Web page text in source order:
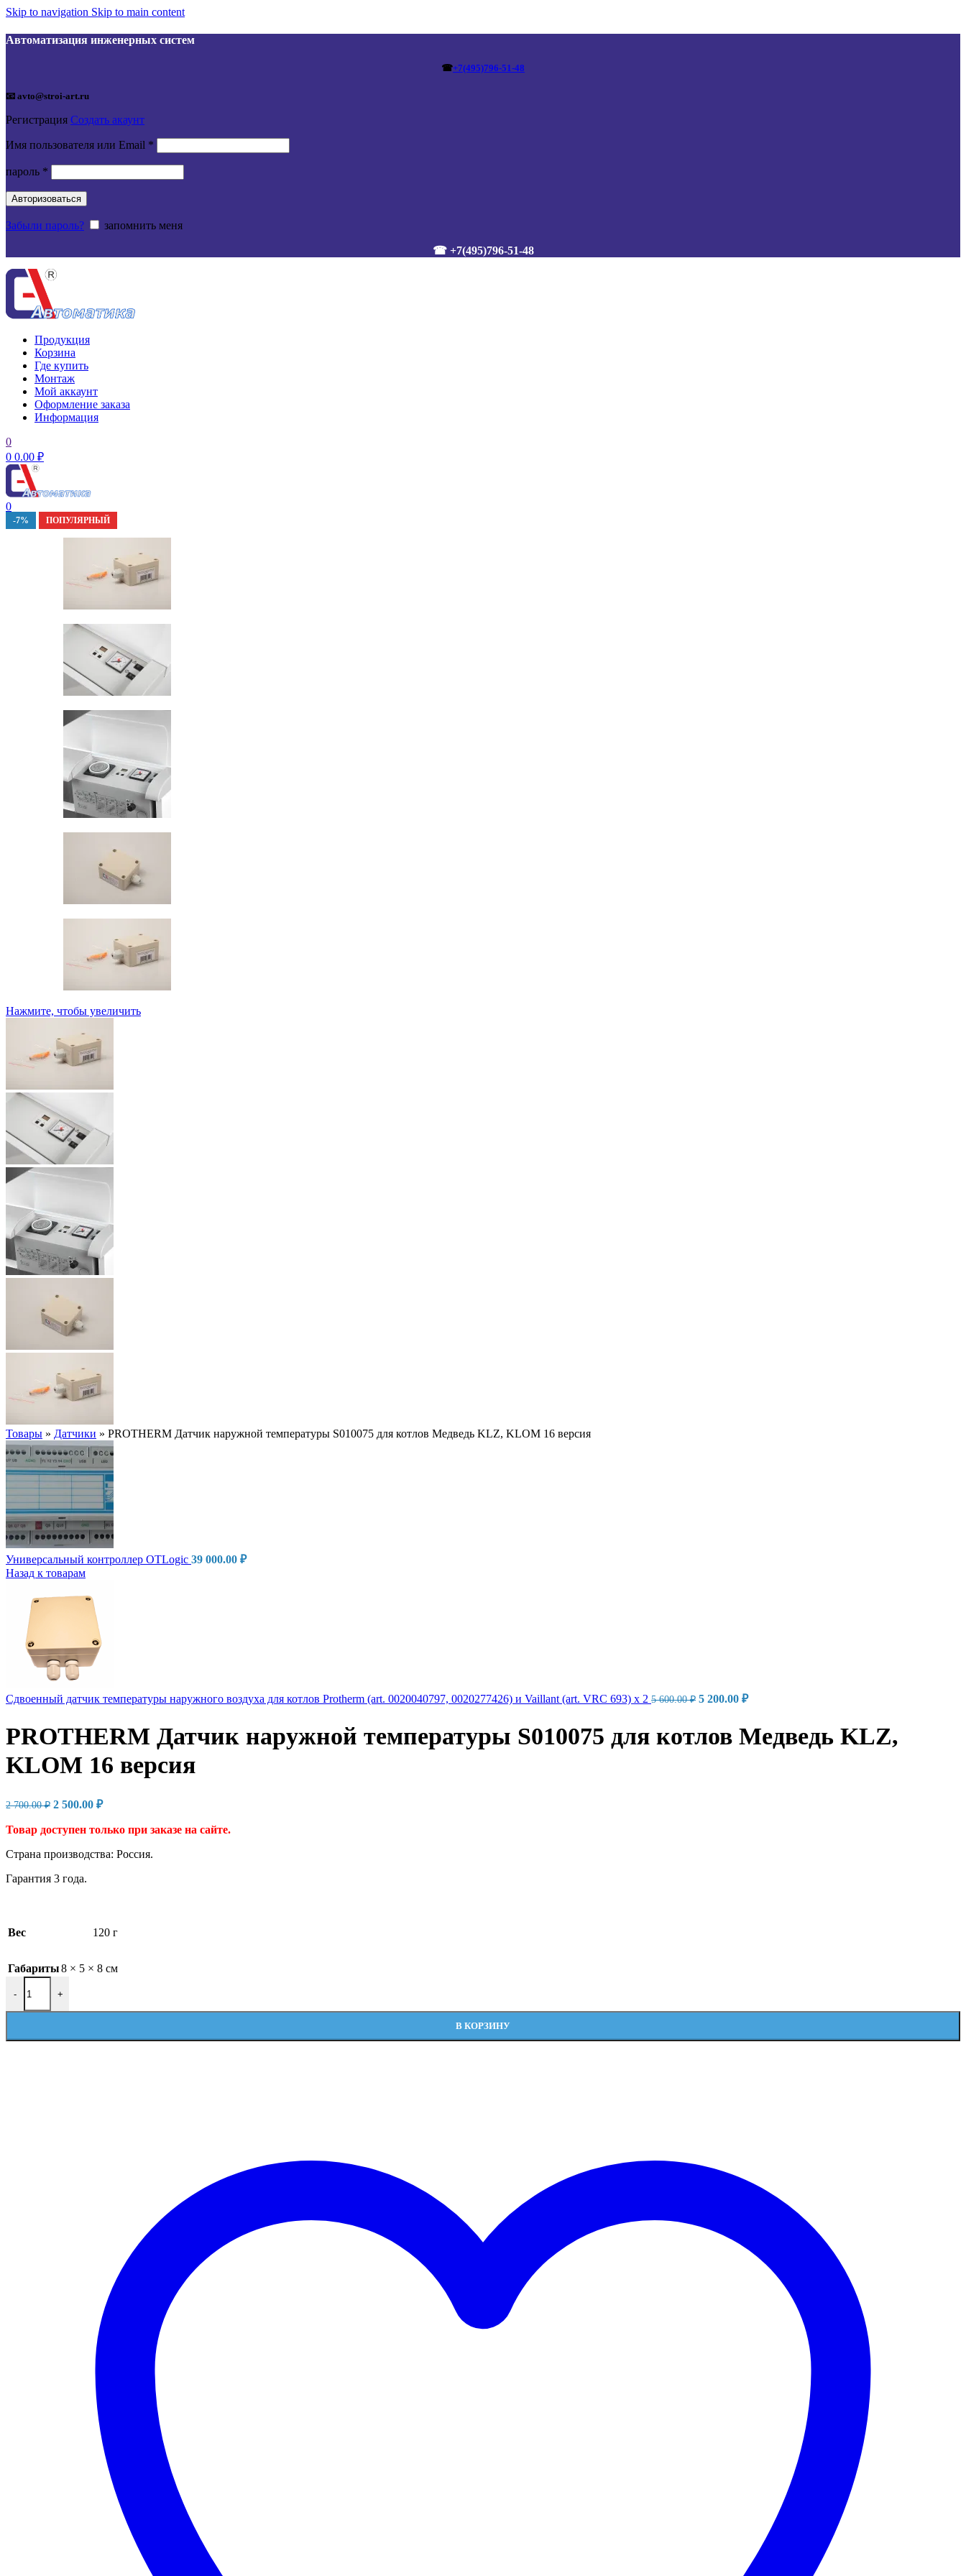
Skip to navigation Skip to main content
Автоматизация инженерных систем
☎+7(495)796-51-48
📧 avto@stroi-art.ru
Регистрация Создать акаунт
Имя пользователя или Email *
пароль *
Авторизоваться
Забыли пароль? запомнить меня
☎ +7(495)796-51-48
Продукция
Корзина
Где купить
Монтаж
Мой аккаунт
Оформление заказа
Информация
0
0 0.00 ₽
0
-7% ПОПУЛЯРНЫЙ
Нажмите, чтобы увеличить
Товары » Датчики » PROTHERM Датчик наружной температуры S010075 для котлов Медведь KLZ, KLOM 16 версия
Универсальный контроллер OTLogic 39 000.00 ₽
Назад к товарам
Сдвоенный датчик температуры наружного воздуха для котлов Protherm (art. 0020040797, 0020277426) и Vaillant (art. VRC 693) х 2 5 600.00₽ Первоначальная
5
5 200.00 ₽Текущая
200.00 ₽.
PROTHERM Датчик наружной температуры S010075 для котлов Медведь KLZ,
KLOM 16 версия
2 700.00₽ Первоначальная
составляла
700.00 ₽.
2 500.00 ₽Текущая
2
Товар доступен только при заказе на сайте.
Страна производства: Россия.
Гарантия 3 года.
Вес 120 г
Габариты8 × 5 × 8 см
-
Количество товара PROTHERM Датчик наружной температуры S010075 для котлов Медведь KLZ, KLOM 16 версия
+
В КОРЗИНУ